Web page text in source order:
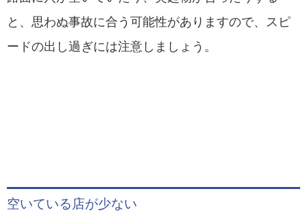
と、思わぬ事故に合う可能性がありますので、スピ
ードの出し過ぎには注意しましょう。
空いている店が少ない